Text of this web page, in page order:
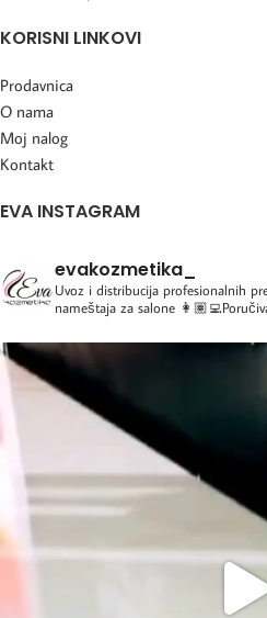
KORISNI LINKOVI
Prodavnica
O nama
Moj nalog
Kontakt
EVA INSTAGRAM
evakozmetika_
Uvoz i distribucija profesionalnih
nameštaja za salone